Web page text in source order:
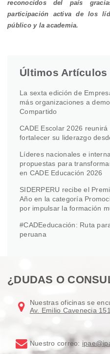
reconocidos del país
participación activa de los
público y la academia.
Últimos Artículos
La sexta edición de
más organizaciones a
Compartido
CADE Escolar 2026
fortalecer su liderazgo
Líderes nacionales e
propuestas para
en CADE Educación 2026
SIDERPERU recibe el
Año en la categoría
por impulsar la formación
#CADEeducación: Ruta
peruana
¿DUDAS O
Nuestras oficinas se
Av. Emilio Cavenecia
Nuestro correo: